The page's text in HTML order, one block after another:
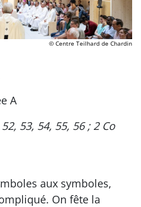
© Centre Teilhard de Chardin
A
53, 54, 55, 56 ; 2 Co
aux symboles,
On fête la